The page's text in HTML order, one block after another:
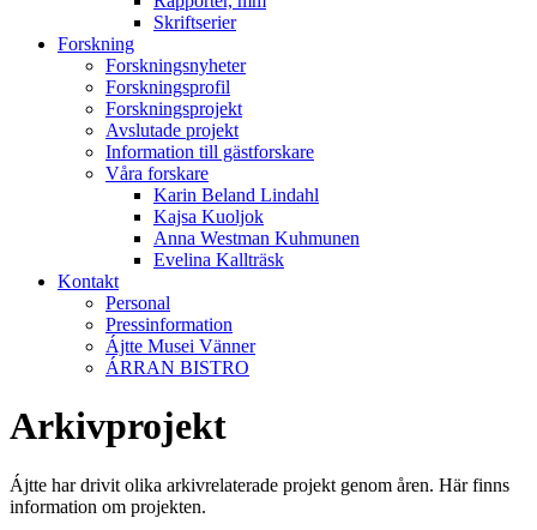
Skriftserier
Forskning
Forskningsnyheter
Forskningsprofil
Forskningsprojekt
Avslutade projekt
Information till gästforskare
Våra forskare
Karin Beland Lindahl
Kajsa Kuoljok
Anna Westman Kuhmunen
Evelina Kallträsk
Kontakt
Personal
Pressinformation
Ájtte Musei Vänner
ÁRRAN BISTRO
Arkivprojekt
Ájtte har drivit olika arkivrelaterade projekt genom åren. Här finns
information om projekten.